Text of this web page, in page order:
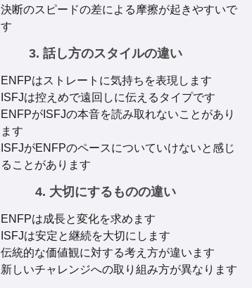
決断のスピードの差による摩擦が起きやすいで
す
3. 話し方のスタイルの違い
ENFPはストレートに気持ちを表現します
ISFJは控えめで遠回しに伝えるタイプです
ENFPがISFJの本音を読み取れないことがあり
ます
ISFJがENFPのペースについていけないと感じ
ることがあります
4. 大切にするものの違い
ENFPは成長と変化を求めます
ISFJは安定と継続を大切にします
伝統的な価値観に対する考え方が違います
新しいチャレンジへの取り組み方が異なります